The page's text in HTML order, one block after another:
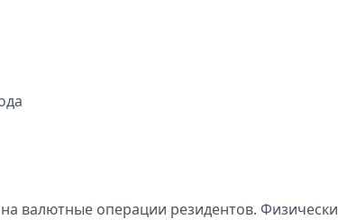
валютные операции резидентов.